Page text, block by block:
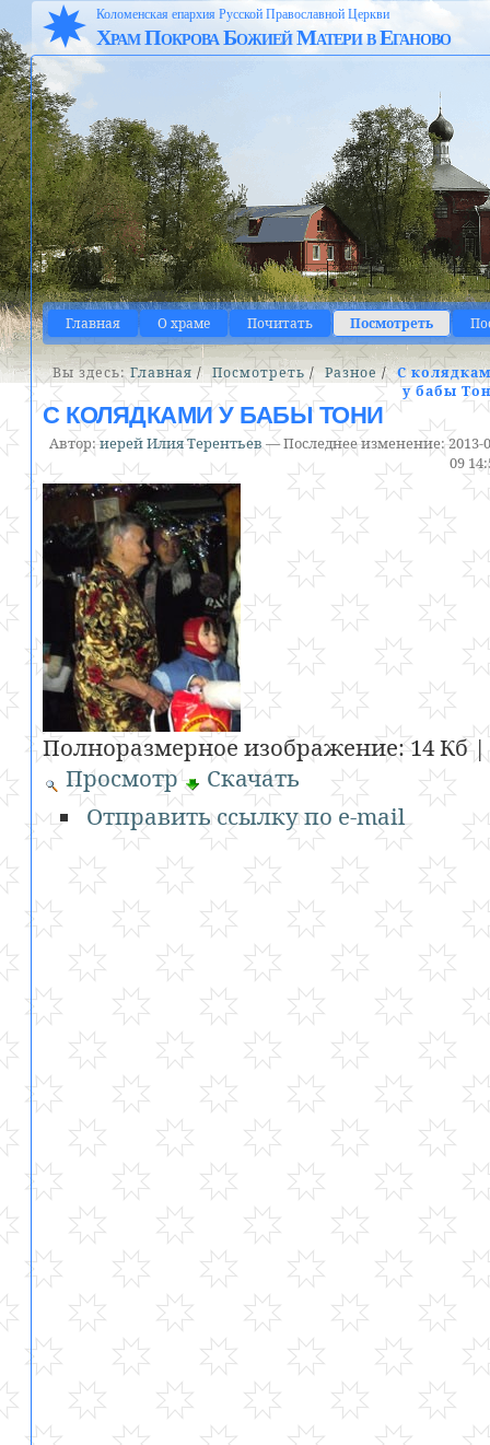
Коломенская епархия Русской Православной Церкви
Храм Покрова Божией Матери в Еганово
Главная О храме Почитать Посмотреть
Вы здесь: Главная /Посмотреть /Разное /С
у бабы
С КОЛЯДКАМИ У БАБЫ ТОНИ
Автор:иерей Илия Терентьев—Последнее изменение:2013-
09
Полноразмерное изображение:14 Кб|
Просмотр
Скачать
Отправить ссылку по e-mail